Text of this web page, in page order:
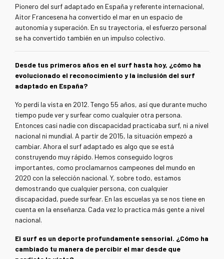
Pionero del surf adaptado en España y referente internacional,
Aitor Francesena ha convertido el mar en un espacio de
autonomía y superación. En su trayectoria, el esfuerzo personal
se ha convertido también en un impulso colectivo.
Desde tus primeros años en el surf hasta hoy, ¿cómo ha
evolucionado el reconocimiento y la inclusión del surf
adaptado en España?
Yo perdí la vista en 2012. Tengo 55 años, así que durante mucho
tiempo pude ver y surfear como cualquier otra persona.
Entonces casi nadie con discapacidad practicaba surf, ni a nivel
nacional ni mundial. A partir de 2015, la situación empezó a
cambiar. Ahora el surf adaptado es algo que se está
construyendo muy rápido. Hemos conseguido logros
importantes, como proclamarnos campeones del mundo en
2020 con la selección nacional. Y, sobre todo, estamos
demostrando que cualquier persona, con cualquier
discapacidad, puede surfear. En las escuelas ya se nos tiene en
cuenta en la enseñanza. Cada vez lo practica más gente a nivel
nacional.
El surf es un deporte profundamente sensorial. ¿Cómo ha
cambiado tu manera de percibir el mar desde que